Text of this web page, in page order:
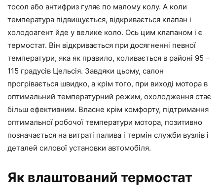
тосол або антифриз гуляє по малому колу. А коли
температура підвищується, відкривається клапан і
холодоагент йде у велике коло. Ось цим клапаном і є
термостат. Він відкривається при досягненні певної
температури, яка як правило, коливається в районі 95 –
115 градусів Цельсія. Завдяки цьому, салон
прогрівається швидко, а крім того, при виході мотора в
оптимальний температурний режим, охолодження стає
більш ефективним. Власне крім комфорту, підтримання
оптимальної робочої температури мотора, позитивно
позначається на витраті палива і термін служби вузлів і
деталей силової установки автомобіля.
Як влаштований термостат